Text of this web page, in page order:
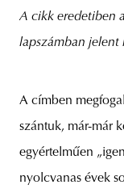
A cikk eredetiben a
lapszámban jelent
A címben
szántuk, már-már
egyértelműen
nyolcvanas évek